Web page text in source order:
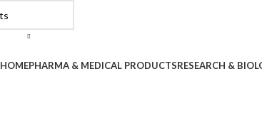
HOMEPHARMA & MEDICAL PRODUCTSRESEARCH &